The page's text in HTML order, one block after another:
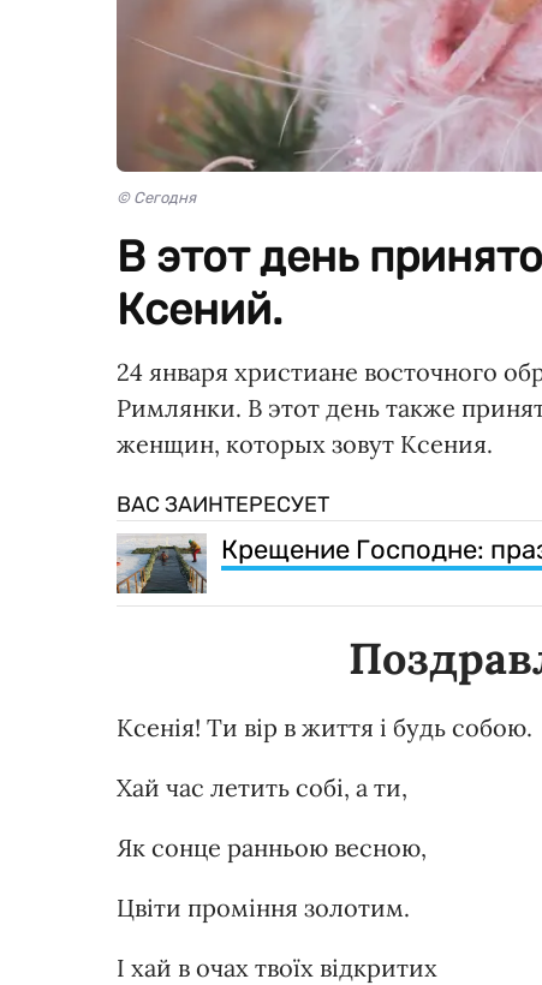
© Сегодня
В этот день
Ксений.
24 января христиане восточного
Римлянки. В этот день также
женщин, которых зовут Ксения.
ВАС ЗАИНТЕРЕСУЕТ
Крещение Господне:
Ксенія! Ти вір в життя і будь собою.
Хай час летить собі, а ти,
Як сонце ранньою весною,
Цвіти проміння золотим.
І хай в очах твоїх відкритих